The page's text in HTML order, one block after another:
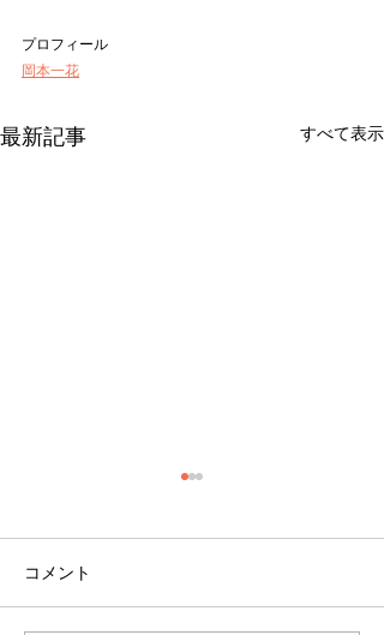
プロフィール
岡本一花
最新記事 すべて表示
コメント